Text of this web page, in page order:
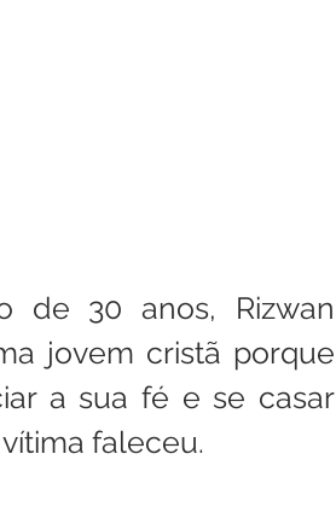
de 30 anos, Rizwan
jovem cristã porque
a sua fé e se casar
faleceu.